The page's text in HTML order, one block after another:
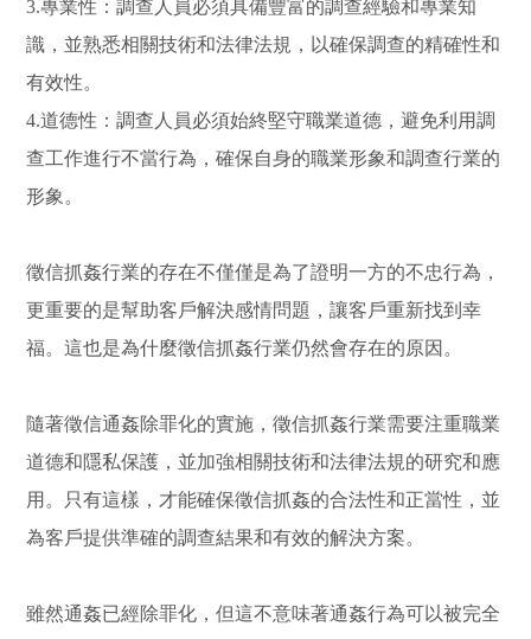
3.專業性：調查人員必須具備豐富的調查經驗和專業知
識，並熟悉相關技術和法律法規，以確保調查的精確性和
有效性。
4.道德性：調查人員必須始終堅守職業道德，避免利用調
查工作進行不當行為，確保自身的職業形象和調查行業的
形象。
徵信抓姦行業的存在不僅僅是為了證明一方的不忠行為，
更重要的是幫助客戶解決感情問題，讓客戶重新找到幸
福。這也是為什麼徵信抓姦行業仍然會存在的原因。
隨著徵信通姦除罪化的實施，徵信抓姦行業需要注重職業
道德和隱私保護，並加強相關技術和法律法規的研究和應
用。只有這樣，才能確保徵信抓姦的合法性和正當性，並
為客戶提供準確的調查結果和有效的解決方案。
雖然通姦已經除罪化，但這不意味著通姦行為可以被完全